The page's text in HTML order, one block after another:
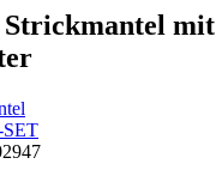
Strickmantel mit